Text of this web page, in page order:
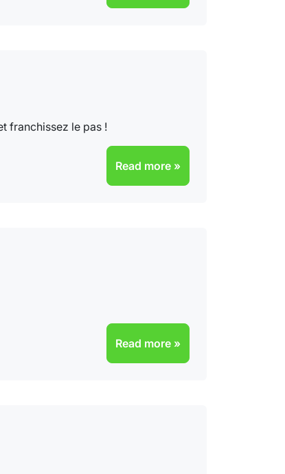
franchissez le pas !
Read more »
Read more »